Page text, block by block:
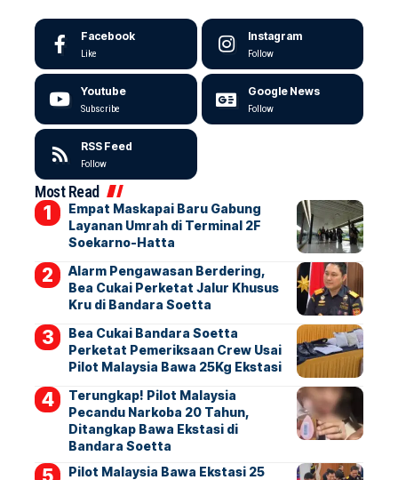
Facebook
Like
Instagram
Follow
Youtube
Subscribe
Google News
Follow
RSS Feed
Follow
Most Read
Empat Maskapai Baru Gabung
Layanan Umrah di Terminal 2F
Soekarno-Hatta
Alarm Pengawasan Berdering,
Bea Cukai Perketat Jalur Khusus
Kru di Bandara Soetta
Bea Cukai Bandara Soetta
Perketat Pemeriksaan Crew Usai
Pilot Malaysia Bawa 25Kg Ekstasi
Terungkap! Pilot Malaysia
Pecandu Narkoba 20 Tahun,
Ditangkap Bawa Ekstasi di
Bandara Soetta
Pilot Malaysia Bawa Ekstasi 25